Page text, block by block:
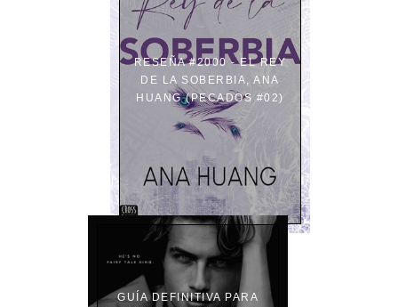
RESEÑA #2000 - EL REY
DE LA SOBERBIA, ANA
HUANG (PECADOS #02)
GUÍA DEFINITIVA PARA